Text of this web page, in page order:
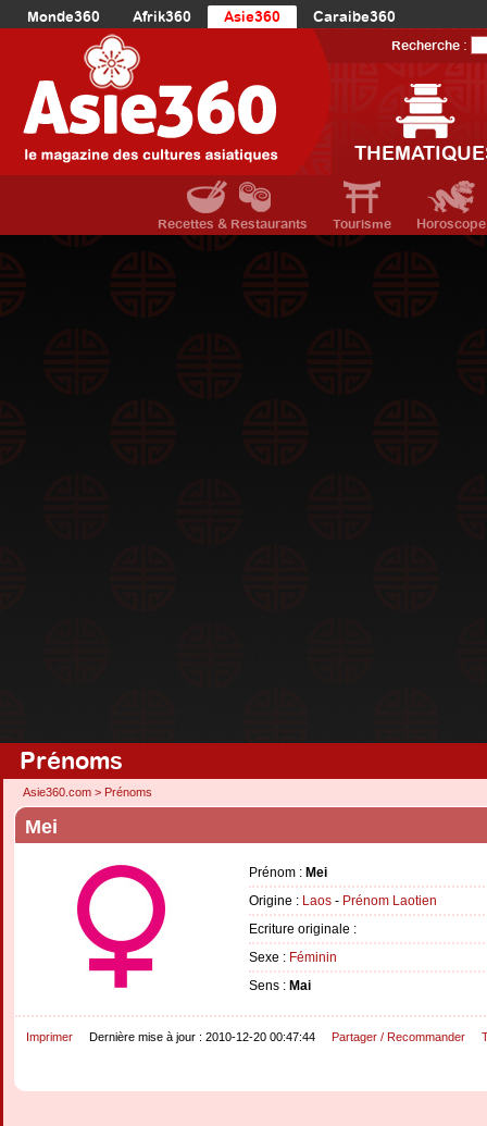
Monde360 Afrik360 Asie360
Caraibe360
Europe360
AmériqueDuNord360
Océanie360
Recherche :
Recettes & Restaurants Tourisme Horoscope
Prénoms
Asie360.com > Prénoms
Mei
Prénom : Mei
Origine : Laos - Prénom Laotien
Ecriture originale :
Sexe : Féminin
Sens : Mai
Imprimer Dernière mise à jour : 2010-12-20 00:47:44 Partager / Recommander